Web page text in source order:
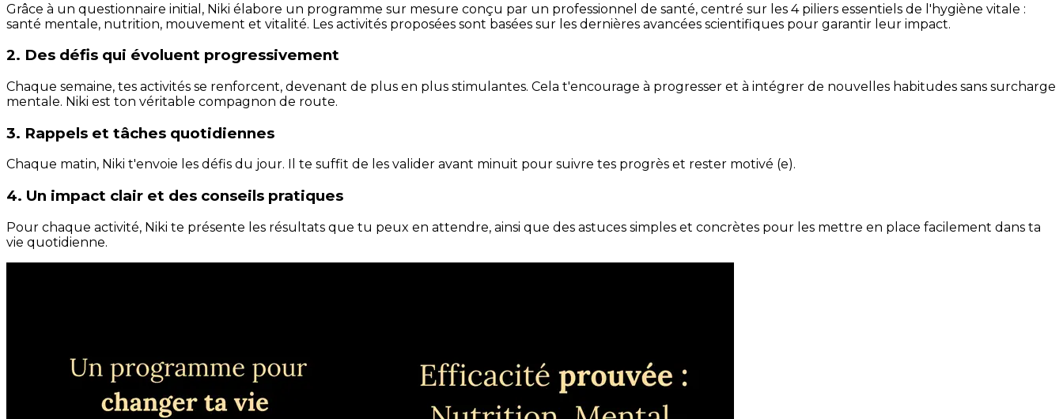
Grâce à un questionnaire initial, Niki élabore un programme sur mesure conçu par un professionnel de santé, centré sur les 4 piliers essentiels de l'hygiène vitale :
santé mentale, nutrition, mouvement et vitalité. Les activités proposées sont basées sur les dernières avancées scientifiques pour garantir leur impact.
2. Des défis qui évoluent progressivement
Chaque semaine, tes activités se renforcent, devenant de plus en plus stimulantes. Cela t'encourage à progresser et à intégrer de nouvelles habitudes sans surcharge
mentale. Niki est ton véritable compagnon de route.
3. Rappels et tâches quotidiennes
Chaque matin, Niki t'envoie les défis du jour. Il te suffit de les valider avant minuit pour suivre tes progrès et rester motivé (e).
4. Un impact clair et des conseils pratiques
Pour chaque activité, Niki te présente les résultats que tu peux en attendre, ainsi que des astuces simples et concrètes pour les mettre en place facilement dans ta
vie quotidienne.